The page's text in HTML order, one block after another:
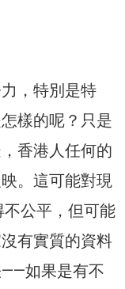
，特別是特
樣的呢？只是
香港人任何的
。這可能對現
公平，但可能
有實質的資料
如果是有不